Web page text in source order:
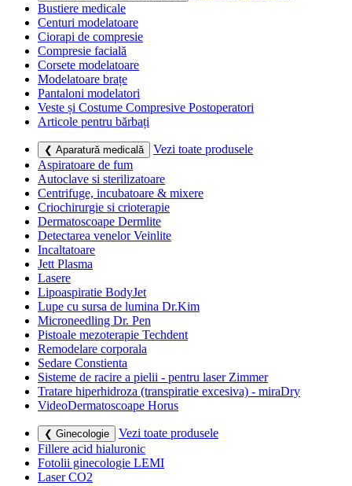
Bustiere medicale
Centuri modelatoare
Ciorapi de compresie
Compresie facială
Corsete modelatoare
Modelatoare brațe
Pantaloni modelatori
Veste și Costume Compresive Postoperatori
Articole pentru bărbați
❮ Aparatură medicală
Vezi toate produsele
Aspiratoare de fum
Autoclave si sterilizatoare
Centrifuge, incubatoare & mixere
Criochirurgie si crioterapie
Dermatoscoape Dermlite
Detectarea venelor Veinlite
Incaltatoare
Jett Plasma
Lasere
Lipoaspiratie BodyJet
Lupe cu sursa de lumina Dr.Kim
Microneedling Dr. Pen
Pistoale mezoterapie Techdent
Remodelare corporala
Sedare Constienta
Sisteme de racire a pielii - pentru laser Zimmer
Tratare hiperhidroza (transpiratie excesiva) - miraDry
VideoDermatoscoape Horus
❮ Ginecologie
Vezi toate produsele
Fillere acid hialuronic
Fotolii ginecologie LEMI
Laser CO2